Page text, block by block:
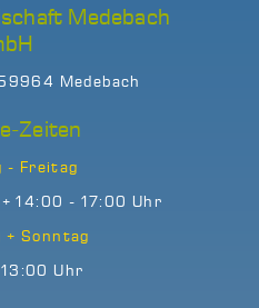
Medebach
Medebach
Zeiten
- Freitag
14:00 - 17:00 Uhr
+ Sonntag
Uhr